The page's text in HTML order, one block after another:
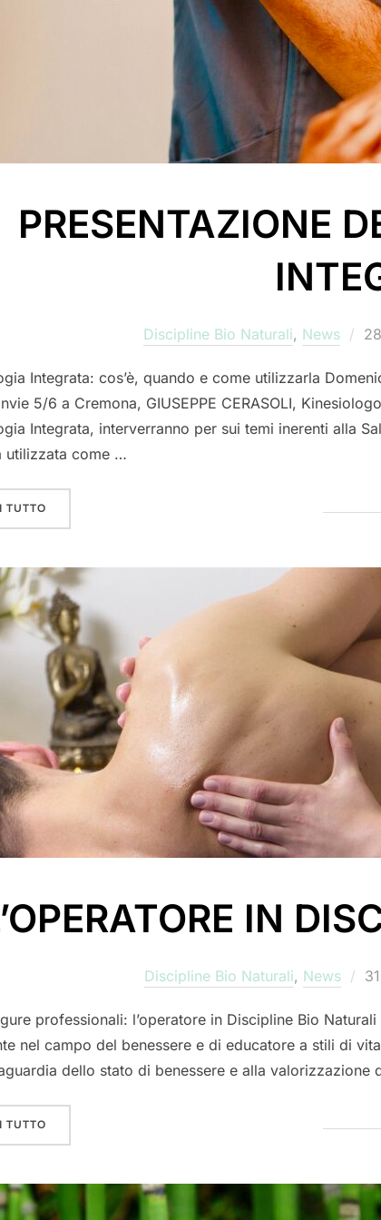
PRESENTAZIONE
Discipline Bio Naturali, News
Integrata: cos’è, quando e come utilizzarla
5/6 a Cremona, GIUSEPPE CERASOLI,
Integrata, interverranno per sui temi inerenti alla
utilizzata come …
TUTTO
IN
Discipline Bio Naturali, News
professionali: l’operatore in Discipline Bio
nel campo del benessere e di educatore a stili di
dello stato di benessere e alla
TUTTO